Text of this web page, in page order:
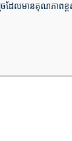
ែលមានគុណភាពខ្ពស់